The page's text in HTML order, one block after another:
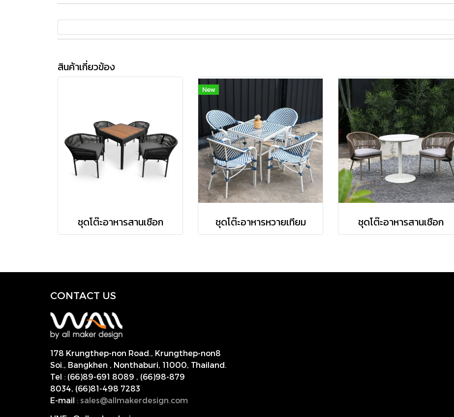
สินค้าเกี่ยวข้อง
ชุดโต๊ะอาหารสานเชือก
New
ชุดโต๊ะอาหารหวายเทียม ชุดโต๊ะอาหารสานเชือก
CONTACT US
178 Krungthep-non Road., Krungthep-non8
Soi., Bangkhen , Nonthaburi, 11000, Thailand.
Tel : (66)89-691 8089 , (66)98-879
8034, (66)81-498 7283
E-mail : sales@allmakerdesign.com